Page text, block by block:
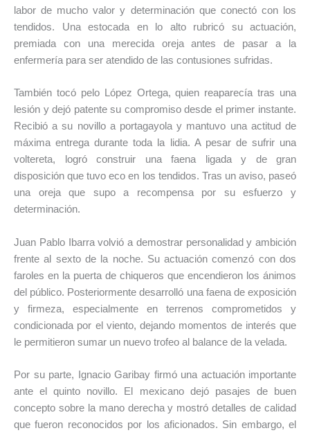
labor de mucho valor y determinación que conectó con los
tendidos. Una estocada en lo alto rubricó su actuación,
premiada con una merecida oreja antes de pasar a la
enfermería para ser atendido de las contusiones sufridas.
También tocó pelo López Ortega, quien reaparecía tras una
lesión y dejó patente su compromiso desde el primer instante.
Recibió a su novillo a portagayola y mantuvo una actitud de
máxima entrega durante toda la lidia. A pesar de sufrir una
voltereta, logró construir una faena ligada y de gran
disposición que tuvo eco en los tendidos. Tras un aviso, paseó
una oreja que supo a recompensa por su esfuerzo y
determinación.
Juan Pablo Ibarra volvió a demostrar personalidad y ambición
frente al sexto de la noche. Su actuación comenzó con dos
faroles en la puerta de chiqueros que encendieron los ánimos
del público. Posteriormente desarrolló una faena de exposición
y firmeza, especialmente en terrenos comprometidos y
condicionada por el viento, dejando momentos de interés que
le permitieron sumar un nuevo trofeo al balance de la velada.
Por su parte, Ignacio Garibay firmó una actuación importante
ante el quinto novillo. El mexicano dejó pasajes de buen
concepto sobre la mano derecha y mostró detalles de calidad
que fueron reconocidos por los aficionados. Sin embargo, el